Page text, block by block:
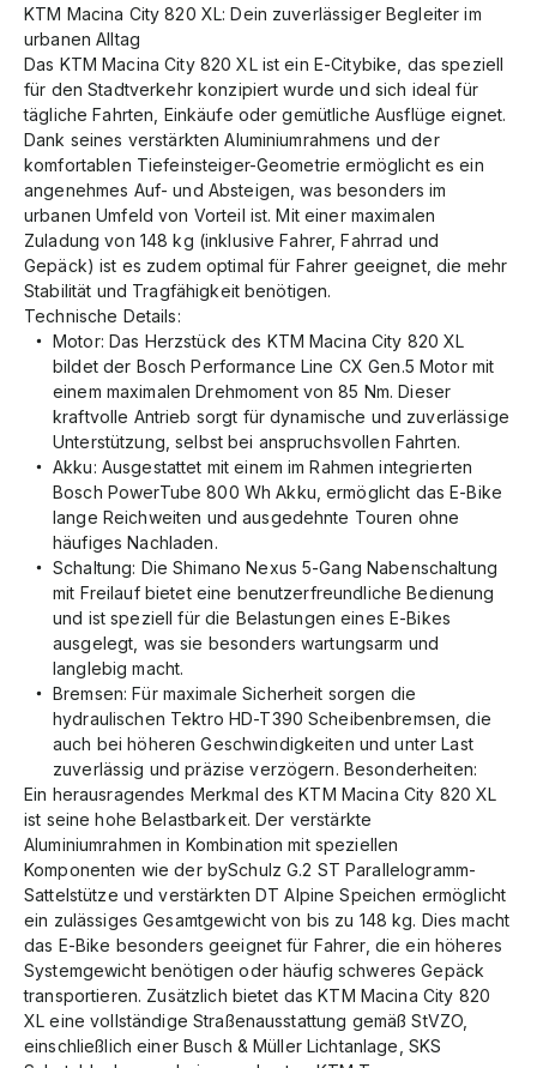
KTM Macina City 820 XL: Dein zuverlässiger Begleiter im
urbanen Alltag
Das KTM Macina City 820 XL ist ein E-Citybike, das speziell
für den Stadtverkehr konzipiert wurde und sich ideal für
tägliche Fahrten, Einkäufe oder gemütliche Ausflüge eignet.
Dank seines verstärkten Aluminiumrahmens und der
komfortablen Tiefeinsteiger-Geometrie ermöglicht es ein
angenehmes Auf- und Absteigen, was besonders im
urbanen Umfeld von Vorteil ist. Mit einer maximalen
Zuladung von 148 kg (inklusive Fahrer, Fahrrad und
Gepäck) ist es zudem optimal für Fahrer geeignet, die mehr
Stabilität und Tragfähigkeit benötigen.
Technische Details:
Motor: Das Herzstück des KTM Macina City 820 XL
bildet der Bosch Performance Line CX Gen.5 Motor mit
einem maximalen Drehmoment von 85 Nm. Dieser
kraftvolle Antrieb sorgt für dynamische und zuverlässige
Unterstützung, selbst bei anspruchsvollen Fahrten.
Akku: Ausgestattet mit einem im Rahmen integrierten
Bosch PowerTube 800 Wh Akku, ermöglicht das E-Bike
lange Reichweiten und ausgedehnte Touren ohne
häufiges Nachladen.
Schaltung: Die Shimano Nexus 5-Gang Nabenschaltung
mit Freilauf bietet eine benutzerfreundliche Bedienung
und ist speziell für die Belastungen eines E-Bikes
ausgelegt, was sie besonders wartungsarm und
langlebig macht.
Bremsen: Für maximale Sicherheit sorgen die
hydraulischen Tektro HD-T390 Scheibenbremsen, die
auch bei höheren Geschwindigkeiten und unter Last
zuverlässig und präzise verzögern. Besonderheiten:
Ein herausragendes Merkmal des KTM Macina City 820 XL
ist seine hohe Belastbarkeit. Der verstärkte
Aluminiumrahmen in Kombination mit speziellen
Komponenten wie der bySchulz G.2 ST Parallelogramm-
Sattelstütze und verstärkten DT Alpine Speichen ermöglicht
ein zulässiges Gesamtgewicht von bis zu 148 kg. Dies macht
das E-Bike besonders geeignet für Fahrer, die ein höheres
Systemgewicht benötigen oder häufig schweres Gepäck
transportieren. Zusätzlich bietet das KTM Macina City 820
XL eine vollständige Straßenausstattung gemäß StVZO,
einschließlich einer Busch & Müller Lichtanlage, SKS